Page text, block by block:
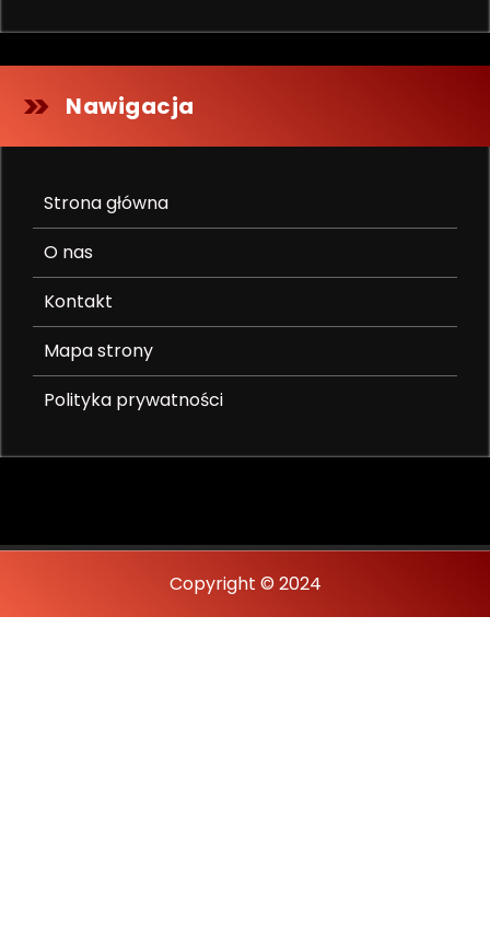
Nawigacja
Strona główna
O nas
Kontakt
Mapa strony
Polityka prywatności
Copyright © 2024